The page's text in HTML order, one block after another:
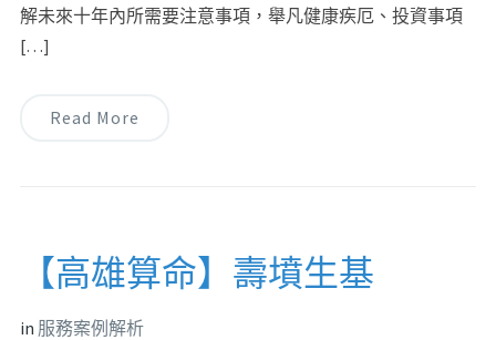
解未來十年內所需要注意事項，舉凡健康疾厄、投資事項
[…]
Read More
【高雄算命】壽墳生基
in 服務案例解析